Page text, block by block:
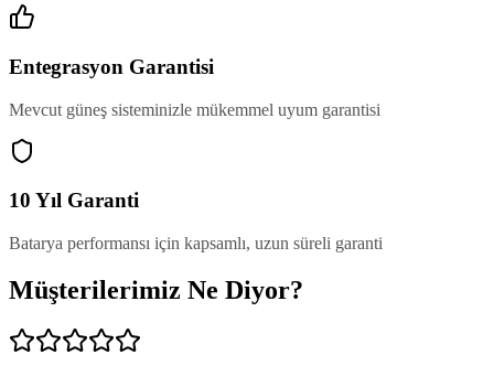
Entegrasyon Garantisi
Mevcut güneş sisteminizle mükemmel uyum garantisi
10 Yıl Garanti
Batarya performansı için kapsamlı, uzun süreli garanti
Müşterilerimiz Ne Diyor?